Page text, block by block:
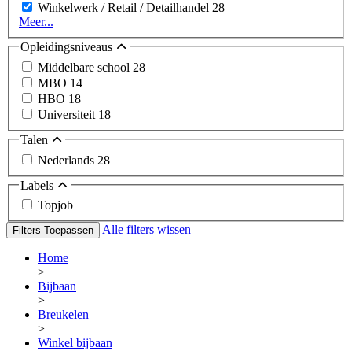
Winkelwerk / Retail / Detailhandel 28
Meer...
Opleidingsniveaus
Middelbare school 28
MBO 14
HBO 18
Universiteit 18
Talen
Nederlands 28
Labels
Topjob
Filters Toepassen Alle filters wissen
Home
>
Bijbaan
>
Breukelen
>
Winkel bijbaan